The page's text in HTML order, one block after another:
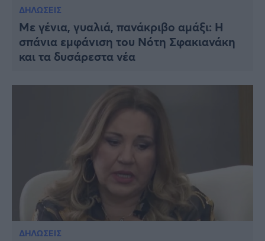
ΔΗΛΩΣΕΙΣ
Με γένια, γυαλιά, πανάκριβο αμάξι: Η
σπάνια εμφάνιση του Νότη Σφακιανάκη
και τα δυσάρεστα νέα
ΔΗΛΩΣΕΙΣ